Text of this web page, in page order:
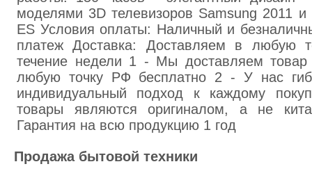
моделями 3D телевизоров Samsung 2011
ES Условия оплаты: Наличный и
платеж Доставка: Доставляем в любую
течение недели 1 - Мы доставляем
любую точку РФ бесплатно 2 - У нас
индивидуальный подход к каждому
товары являются оригиналом, а не
Гарантия на всю продукцию 1 год
Продажа бытовой техники